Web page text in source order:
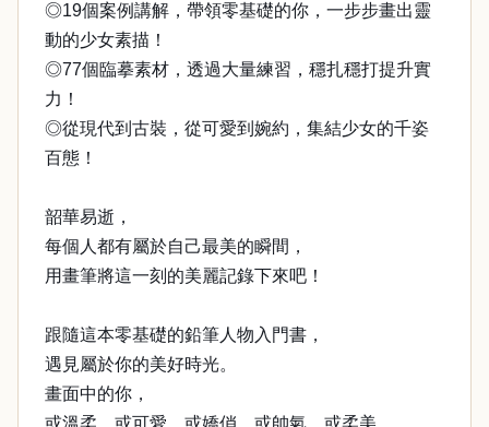
◎19個案例講解，帶領零基礎的你，一步步畫出靈
動的少女素描！
◎77個臨摹素材，透過大量練習，穩扎穩打提升實
力！
◎從現代到古裝，從可愛到婉約，集結少女的千姿
百態！
韶華易逝，
每個人都有屬於自己最美的瞬間，
用畫筆將這一刻的美麗記錄下來吧！
跟隨這本零基礎的鉛筆人物入門書，
遇見屬於你的美好時光。
畫面中的你，
或溫柔、或可愛、或嬌俏、或帥氣、或柔美，